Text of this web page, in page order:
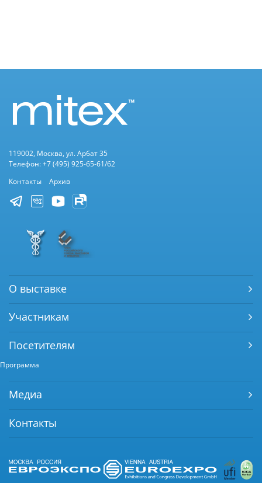
119002, Москва, ул. Арбат 35
Телефон: +7 (495) 925-65-61/62
Контакты
Архив
О выставке
Участникам
Посетителям
Программа
Медиа
Контакты